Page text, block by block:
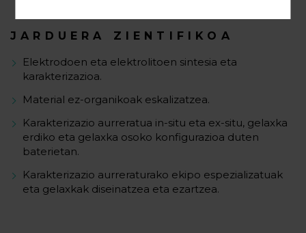
JARDUERA ZIENTIFIKOA
Elektrodoen eta elektrolitoen sintesia eta
karakterizazioa.
Material ez-organikoak eskalizatzea.
Karakterizazio aurreratua in-situ eta ex-situ, gelaxka
erdiko eta gelaxka osoko konfigurazioa duten
baterietan.
Karakterizazio aurreraturako ekipo espezializatuak
eta gelaxkak diseinatzea eta ezartzea.